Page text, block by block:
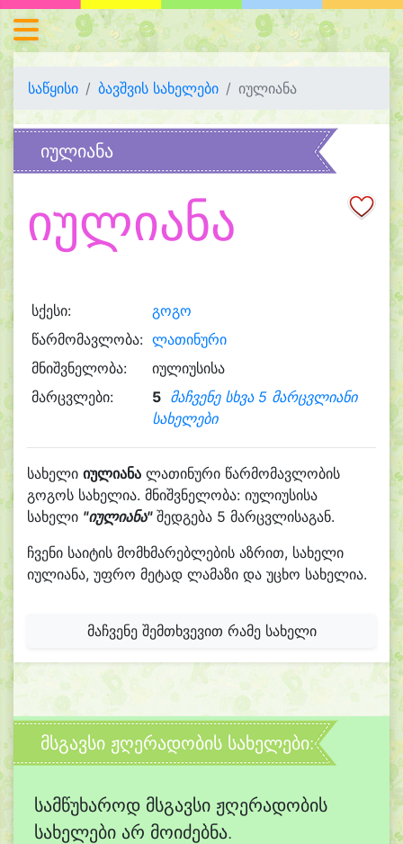
საწყისი ბავშვის სახელები იულიანა
იულიანა
იულიანა
სქესი:
გოგო
წარმომავლობა: ლათინური
მნიშვნელობა:
იულიუსისა
მარცვლები:
5 მაჩვენე სხვა 5 მარცვლიანი
სახელები
სახელი იულიანა ლათინური წარმომავლობის
გოგოს სახელია. მნიშვნელობა: იულიუსისა
სახელი "იულიანა"შედგება 5 მარცვლისაგან.
ჩვენი საიტის მომხმარებლების აზრით, სახელი
იულიანა, უფრო მეტად ლამაზი და უცხო სახელია.
მაჩვენე შემთხვევით რამე სახელი
მსგავსი ჟღერადობის სახელები:
სამწუხაროდ მსგავსი ჟღერადობის
სახელები არ მოიძებნა.